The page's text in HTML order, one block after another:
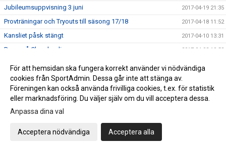
Jubileumsuppvisning 3 juni 2017-04-19 21:35
Provträningar och Tryouts till säsong 17/18 2017-04-18 11:52
Kansliet påsk stängt 2017-04-10 13:31
Prova på Cheerleading 2017-04-03 10:52
GRATTIS !! 2017-03-31 12:06
Twisters nya styrelse 2017
TWISTERS I PRESSEN ! 2017-03-22 08:36
För att hemsidan ska fungera korrekt använder vi nödvändiga
cookies från SportAdmin. Dessa går inte att stänga av.
Föreningen kan också använda frivilliga cookies, t.ex. för statistik
eller marknadsföring. Du väljer själv om du vill acceptera dessa.
Anpassa dina val
Acceptera nödvändiga Acceptera alla